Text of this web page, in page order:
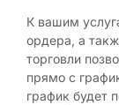
К вашим
ордера, а
торговли
прямо с
график будет